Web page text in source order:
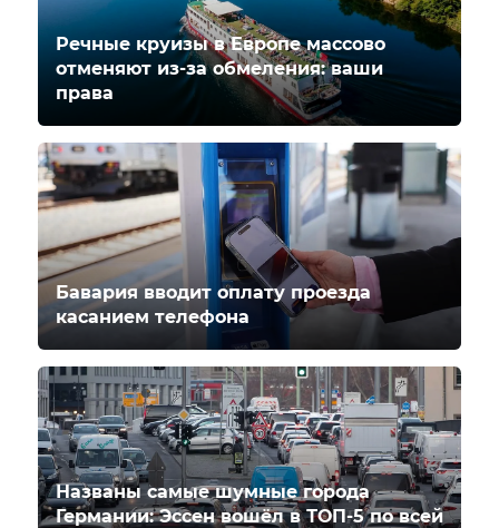
Речные круизы в Европе массово
отменяют из-за обмеления: ваши
права
Бавария вводит оплату проезда
касанием телефона
Названы самые шумные города
Германии: Эссен вошёл в ТОП-5 по всей